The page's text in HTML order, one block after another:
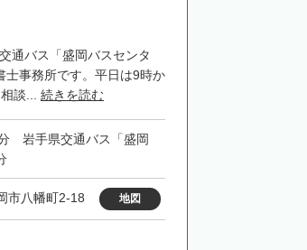
通バス「盛岡バスセンタ
士事務所です。平日は9時か
談... 続きを読む
岩手県交通バス「盛岡
市八幡町2-18 地図